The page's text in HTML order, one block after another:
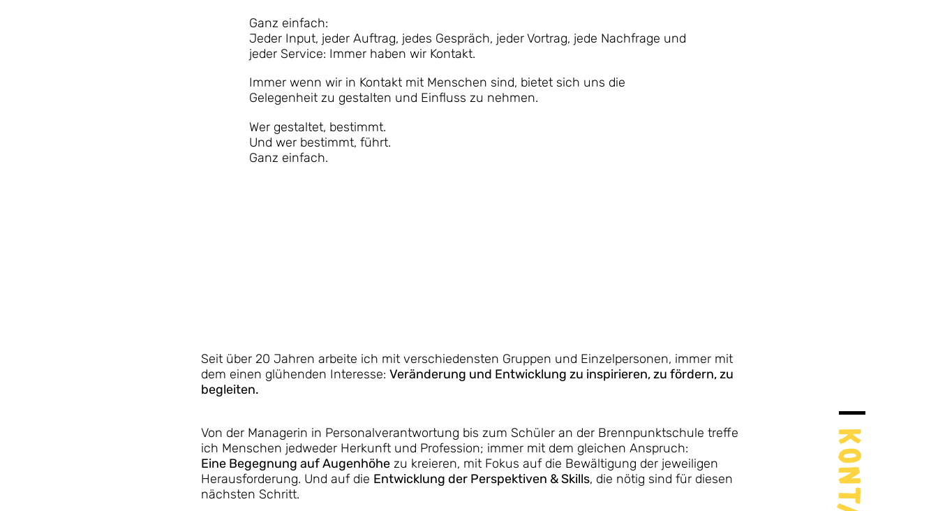
Ganz einfach:
Jeder Input, jeder Auftrag, jedes Gespräch, jeder Vortrag, jede Nachfrage und
jeder Service: Immer haben wir Kontakt.
Immer wenn wir in Kontakt mit Menschen sind, bietet sich uns die
Gelegenheit zu gestalten und Einfluss zu nehmen.
Wer gestaltet, bestimmt.
Und wer bestimmt, führt.
Ganz einfach.
Seit über 20 Jahren arbeite ich mit verschiedensten Gruppen und Einzelpersonen, immer mit
dem einen glühenden Interesse:Veränderung und Entwicklung zu inspirieren, zu fördern, zu
begleiten.
Von der Managerin in Personalverantwortung bis zum Schüler an der Brennpunktschule treffe
ich Menschen jedweder Herkunft und Profession; immer mit dem gleichen Anspruch:
Eine Begegnung auf Augenhöhe zu kreieren, mit Fokus auf die Bewältigung der jeweiligen
Herausforderung. Und auf die Entwicklung der Perspektiven & Skills, die nötig sind für diesen
nächsten Schritt.